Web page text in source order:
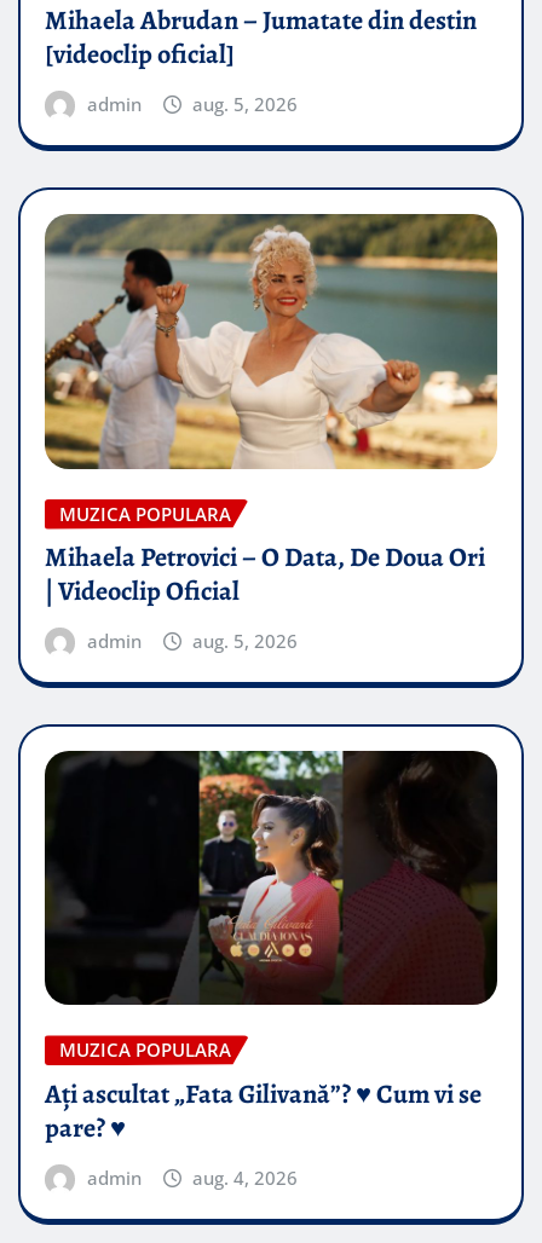
Mihaela Abrudan – Jumatate din destin
[videoclip oficial]
admin aug. 5, 2026
MUZICA POPULARA
Mihaela Petrovici – O Data, De Doua Ori
| Videoclip Oficial
admin aug. 5, 2026
MUZICA POPULARA
Ați ascultat „Fata Gilivană”? ♥️ Cum vi se
pare? ♥️
admin aug. 4, 2026